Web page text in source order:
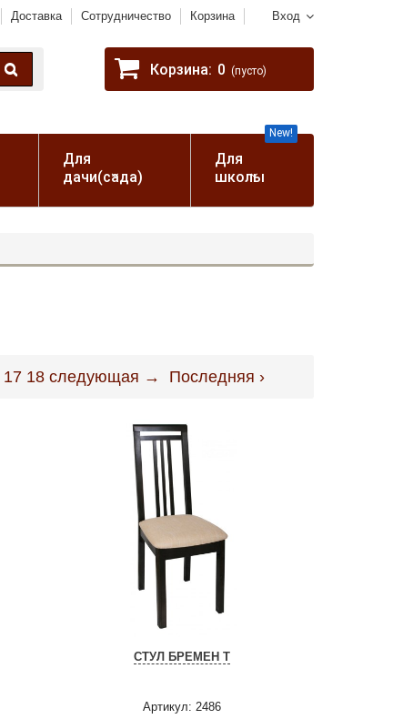
Вход
Доставка Сотрудничество Корзина
Корзина: 0 (пусто)
Для
дачи(сада)
Для
школы
New!
17 18 следующая → Последняя ›
СТУЛ БРЕМЕН Т
Артикул: 2486